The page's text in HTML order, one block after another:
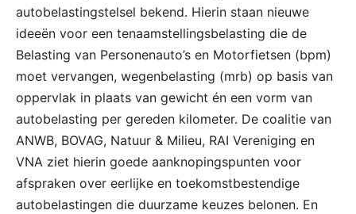
autobelastingstelsel bekend. Hierin staan nieuwe
ideeën voor een tenaamstellingsbelasting die de
Belasting van Personenauto’s en Motorfietsen (bpm)
moet vervangen, wegenbelasting (mrb) op basis van
oppervlak in plaats van gewicht én een vorm van
autobelasting per gereden kilometer. De coalitie van
ANWB, BOVAG, Natuur & Milieu, RAI Vereniging en
VNA ziet hierin goede aanknopingspunten voor
afspraken over eerlijke en toekomstbestendige
autobelastingen die duurzame keuzes belonen. En